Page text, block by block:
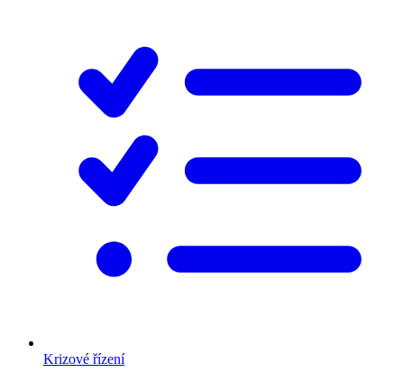
Krizové řízení